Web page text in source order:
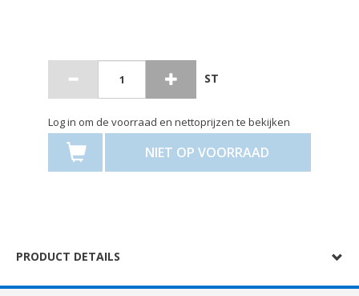
ST
Log in om de voorraad en nettoprijzen te bekijken
NIET OP VOORRAAD
PRODUCT DETAILS